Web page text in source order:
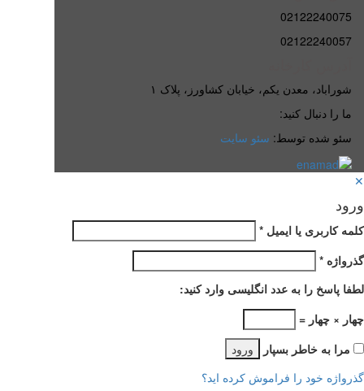
02122240075
02122240057
شوراباد، معدن یکم، خیابان کشاورز، پلاک ۱
ما را دنبال کنید:
سئو شده توسط: سئو سایت
✕
ورود
کلمه کاربری یا ایمیل *
گذرواژه *
لطفا پاسخ را به عدد انگلیسی وارد کنید:
چهار × چهار =
مرا به خاطر بسپار
ورود
گذرواژه خود را فراموش کرده اید؟